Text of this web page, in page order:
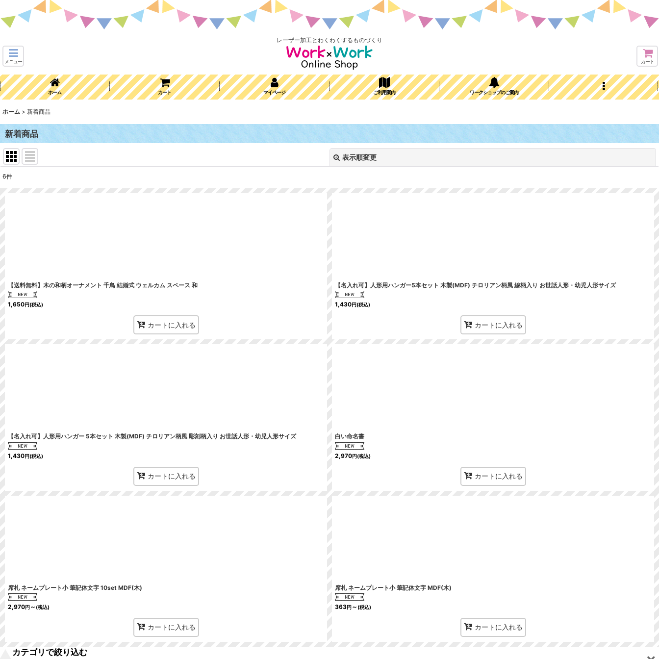
レーザー加工とわくわくするものづくり
メニュー カート
ホーム カート マイページ ご利用案内 ワークショップのご案内
ホーム > 新着商品
新着商品
表示順変更
6件
【送料無料】木の和柄オーナメント 千鳥 結婚式 ウェルカム スペース 和
1,650円(税込)
カートに入れる
【名入れ可】人形用ハンガー5本セット 木製(MDF) チロリアン柄風 線柄入り お世話人形・幼児人形サイズ
1,430円(税込)
カートに入れる
【名入れ可】人形用ハンガー 5本セット 木製(MDF) チロリアン柄風 彫刻柄入り お世話人形・幼児人形サイズ
1,430円(税込)
カートに入れる
白い命名書
2,970円(税込)
カートに入れる
席札 ネームプレート小 筆記体文字 10set MDF(木)
2,970円～ (税込)
カートに入れる
席札 ネームプレート小 筆記体文字 MDF(木)
363円～ (税込)
カートに入れる
カテゴリで絞り込む